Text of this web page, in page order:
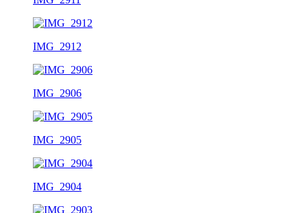
IMG_2912
IMG_2906
IMG_2905
IMG_2904